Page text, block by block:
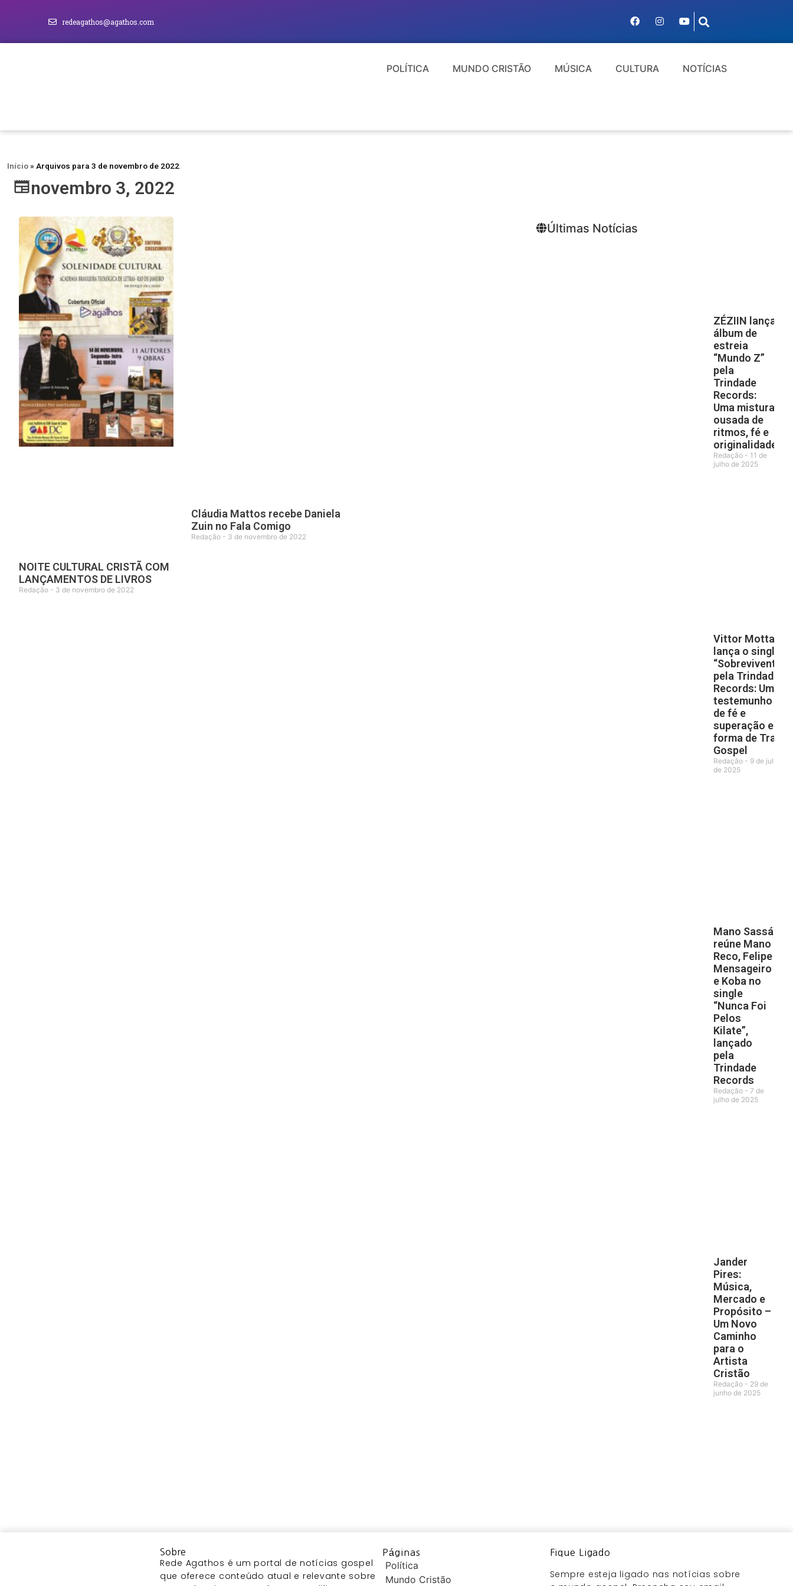
redeagathos@agathos.com
POLÍTICA MUNDO CRISTÃO MÚSICA CULTURA NOTÍCIAS
Início» Arquivos para 3 de novembro de 2022
novembro 3, 2022
NOITE CULTURAL CRISTÃ COM
LANÇAMENTOS DE LIVROS
Redação 3 de novembro de 2022
Cláudia Mattos recebe Daniela
Zuin no Fala Comigo
Redação 3 de novembro de 2022
Últimas Notícias
ZÉZIIN lança
álbum de
estreia
“Mundo Z”
pela
Trindade
Records:
Uma mistura
ousada de
ritmos, fé e
originalidade
Redação
11 de
julho de 2025
Vittor Motta
lança o single
“Sobrevivente”
pela Trindade
Records: Um
testemunho
de fé e
superação em
forma de Trap
Gospel
Redação
9 de julho
de 2025
Mano Sassá
reúne Mano
Reco, Felipe
Mensageiro
e Koba no
single
“Nunca Foi
Pelos
Kilate”,
lançado
pela
Trindade
Records
Redação
7 de
julho de 2025
Jander
Pires:
Música,
Mercado e
Propósito –
Um Novo
Caminho
para o
Artista
Cristão
Redação
29 de
junho de 2025
Sobre
Rede Agathos é um portal de notícias gospel
que oferece conteúdo atual e relevante sobre
Páginas
Política
Mundo Cristão
Fique Ligado
Sempre esteja ligado nas notícias sobre